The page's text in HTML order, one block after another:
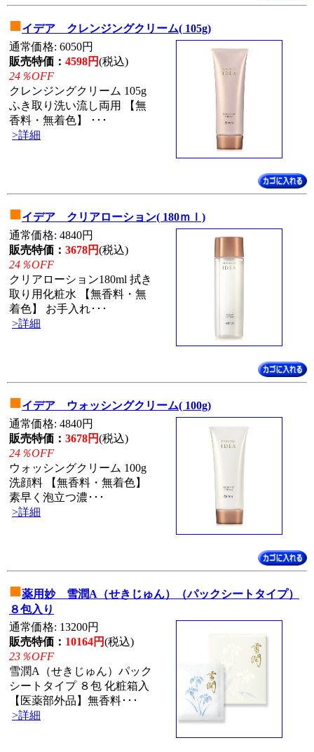
■イデア クレンジングクリーム( 105g)
通常価格: 6050円
販売特価： 4598円(税込)
24％OFF
クレンジングクリーム 105g
ふき取り洗い流し両用 【無
香料・無着色】 ･･･
>詳細
■イデア クリアローション( 180ｍｌ)
通常価格: 4840円
販売特価： 3678円(税込)
24％OFF
クリアローション180ml 拭き
取り用化粧水 【無香料・無
着色】 お手入れ･･･
>詳細
■イデア ウォッシングクリーム( 100g)
通常価格: 4840円
販売特価： 3678円(税込)
24％OFF
ウォッシングクリーム 100g
洗顔料 【無香料・無着色】
素早く泡立つ濃･･･
>詳細
■薬用妙 雪潤A（せきじゅん）（パックシートタイプ）
８包入り
通常価格: 13200円
販売特価： 10164円(税込)
23％OFF
雪潤A（せきじゅん）パック
シートタイプ ８包 化粧箱入
【医薬部外品】無香料･･･
>詳細